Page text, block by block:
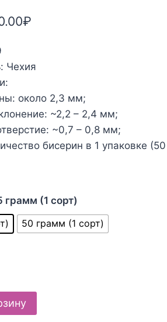
₽
Чехия
около 2,3 мм;
~2,2 – 2,4 мм;
~0,7 – 0,8 мм;
бисерин в 1 упаковке
грамм (1 сорт)
50 грамм (1 сорт)